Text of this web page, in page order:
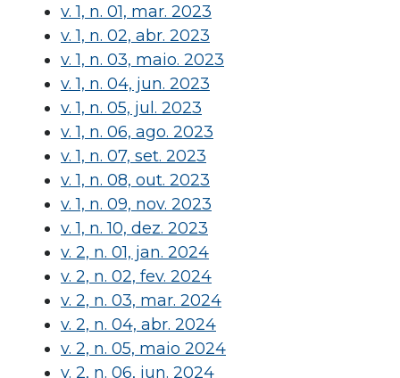
v. 1, n. 01, mar. 2023
v. 1, n. 02, abr. 2023
v. 1, n. 03, maio. 2023
v. 1, n. 04, jun. 2023
v. 1, n. 05, jul. 2023
v. 1, n. 06, ago. 2023
v. 1, n. 07, set. 2023
v. 1, n. 08, out. 2023
v. 1, n. 09, nov. 2023
v. 1, n. 10, dez. 2023
v. 2, n. 01, jan. 2024
v. 2, n. 02, fev. 2024
v. 2, n. 03, mar. 2024
v. 2, n. 04, abr. 2024
v. 2, n. 05, maio 2024
v. 2, n. 06, jun. 2024